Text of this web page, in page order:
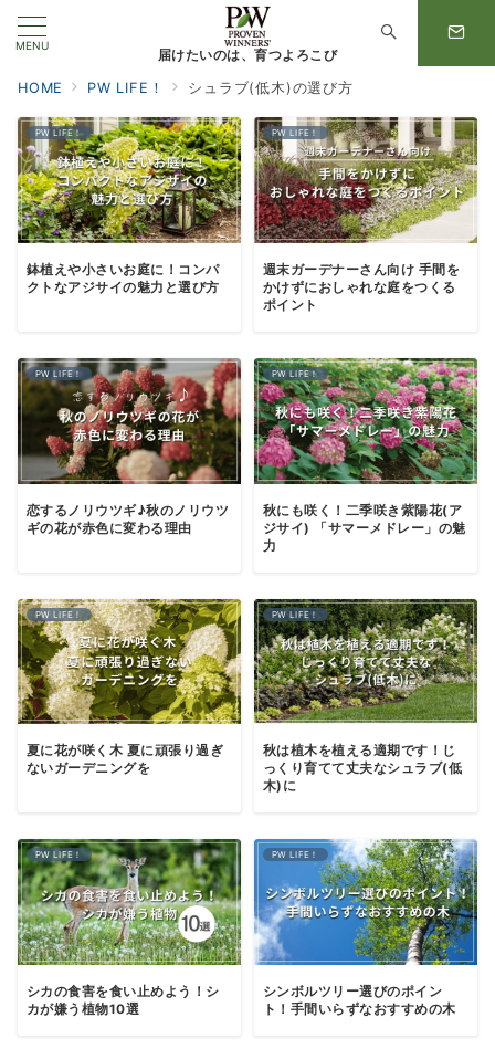
MENU
届けたいのは、育つよろこび
HOME PW LIFE！ シュラブ(低木)の選び方
PW LIFE！
鉢植えや小さいお庭に！コンパ
クトなアジサイの魅力と選び方
PW LIFE！
週末ガーデナーさん向け 手間を
かけずにおしゃれな庭をつくる
ポイント
PW LIFE！
恋するノリウツギ♪秋のノリウツ
ギの花が赤色に変わる理由
PW LIFE！
秋にも咲く！二季咲き紫陽花(ア
ジサイ) 「サマーメドレー」の魅
力
PW LIFE！
夏に花が咲く木 夏に頑張り過ぎ
ないガーデニングを
PW LIFE！
秋は植木を植える適期です！じ
っくり育てて丈夫なシュラブ(低
木)に
PW LIFE！
シカの食害を食い止めよう！シ
カが嫌う植物10選
PW LIFE！
シンボルツリー選びのポイン
ト！手間いらずなおすすめの木